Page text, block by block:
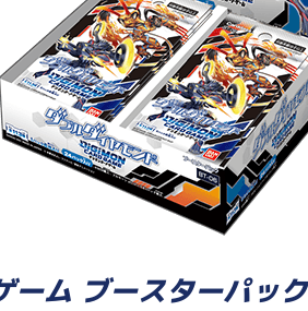
ーム ブースターパッ